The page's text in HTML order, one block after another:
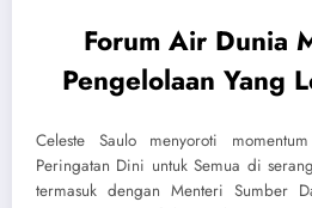
Forum Air Dunia
Pengelolaan Yang
Celeste Saulo menyoroti
Peringatan Dini untuk Semua di
termasuk dengan Menteri Sumber